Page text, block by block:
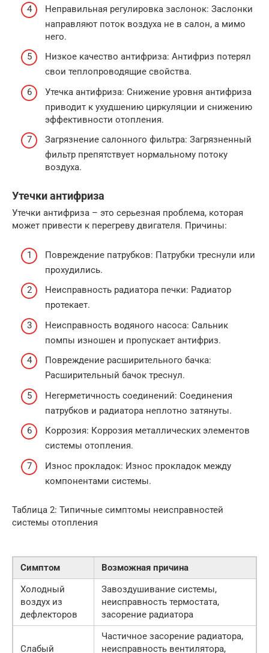
Неправильная регулировка заслонок: Заслонки
направляют поток воздуха не в салон, а мимо
него.
Низкое качество антифриза: Антифриз потерял
свои теплопроводящие свойства.
Утечка антифриза: Снижение уровня антифриза
приводит к ухудшению циркуляции и снижению
эффективности отопления.
Загрязнение салонного фильтра: Загрязненный
фильтр препятствует нормальному потоку
воздуха.
Утечки антифриза
Утечки антифриза – это серьезная проблема, которая
может привести к перегреву двигателя. Причины:
Повреждение патрубков: Патрубки треснули или
прохудились.
Неисправность радиатора печки: Радиатор
протекает.
Неисправность водяного насоса: Сальник
помпы изношен и пропускает антифриз.
Повреждение расширительного бачка:
Расширительный бачок треснул.
Негерметичность соединений: Соединения
патрубков и радиатора неплотно затянуты.
Коррозия: Коррозия металлических элементов
системы отопления.
Износ прокладок: Износ прокладок между
компонентами системы.
Таблица 2: Типичные симптомы неисправностей
системы отопления
Симптом
Возможная причина
Холодный
воздух из
дефлекторов
Завоздушивание системы,
неисправность термостата,
засорение радиатора
Слабый
Частичное засорение радиатора,
неисправность вентилятора,